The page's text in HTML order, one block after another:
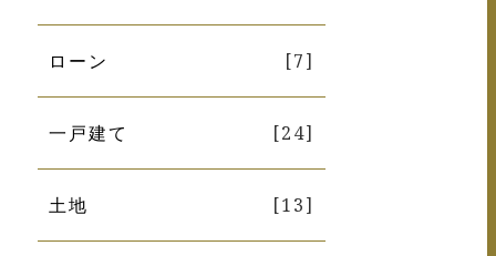
ローン [7]
一戸建て [24]
土地 [13]